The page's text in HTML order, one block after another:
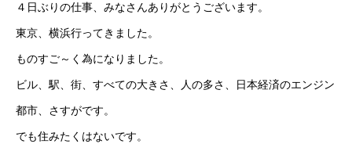
４日ぶりの仕事、みなさんありがとうございます。
東京、横浜行ってきました。
ものすご～く為になりました。
ビル、駅、街、すべての大きさ、人の多さ、日本経済のエンジン
都市、さすがです。
でも住みたくはないです。